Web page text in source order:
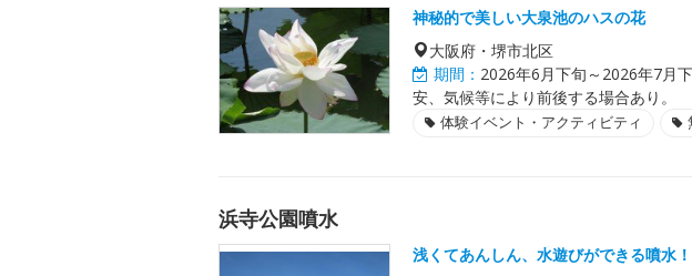
神秘的で美しい大泉池のハスの花
大阪府・堺市北区
期間： 2026年6月下旬～2026年7月
安、気候等により前後する場合あり。
体験イベント・アクティビティ
浜寺公園噴水
浅くてあんしん、水遊びができる噴水！